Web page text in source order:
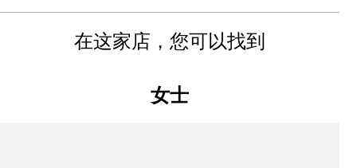
在这家店，您可以找到
女士